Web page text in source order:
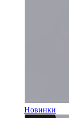
Новинки